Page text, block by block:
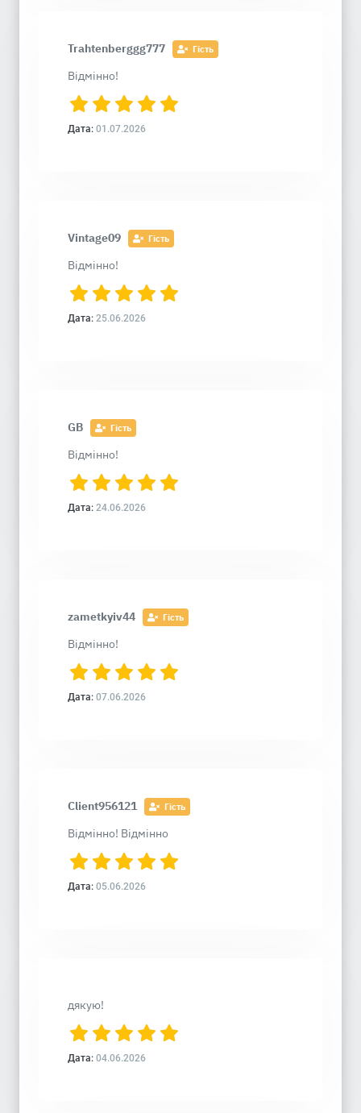
Trahtenberggg777 Гість
Відмінно!
Дата: 01.07.2026
Vintage09 Гість
Відмінно!
Дата: 25.06.2026
GB Гість
Відмінно!
Дата: 24.06.2026
zametkyiv44 Гість
Відмінно!
Дата: 07.06.2026
Client956121 Гість
Відмінно! Відмінно
Дата: 05.06.2026
дякую!
Дата: 04.06.2026